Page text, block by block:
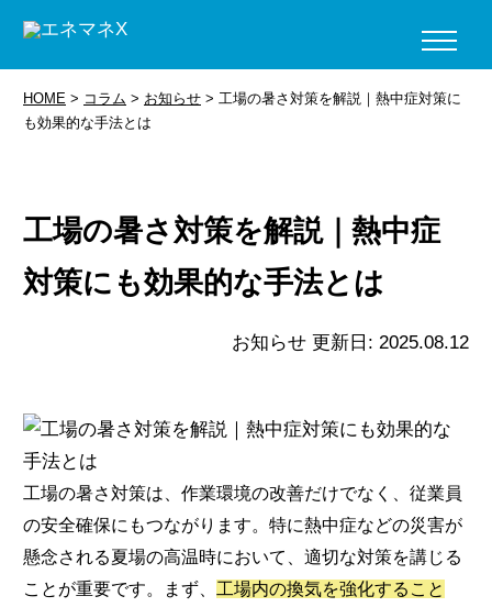
HOME > コラム > お知らせ > 工場の暑さ対策を解説｜熱中症対策に
も効果的な手法とは
工場の暑さ対策を解説｜熱中症
対策にも効果的な手法とは
お知らせ 更新日: 2025.08.12
工場の暑さ対策は、作業環境の改善だけでなく、従業員
の安全確保にもつながります。特に熱中症などの災害が
懸念される夏場の高温時において、適切な対策を講じる
ことが重要です。まず、 工場内の換気を強化すること